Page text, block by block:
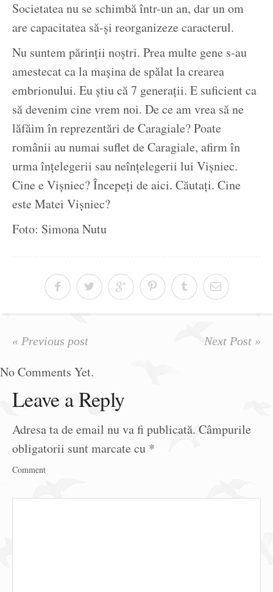
Societatea nu se schimbă într-un an, dar un om
are capacitatea să-și reorganizeze caracterul.
Nu suntem părinții noștri. Prea multe gene s-au
amestecat ca la mașina de spălat la crearea
embrionului. Eu știu că 7 generații. E suficient ca
să devenim cine vrem noi. De ce am vrea să ne
lăfăim în reprezentări de Caragiale? Poate
românii au numai suflet de Caragiale, afirm în
urma înțelegerii sau neînțelegerii lui Vișniec.
Cine e Vișniec? Începeți de aici. Căutați. Cine
este Matei Vișniec?
Foto: Simona Nutu
« Previous post Next Post »
No Comments Yet.
Leave a Reply
Adresa ta de email nu va fi publicată. Câmpurile
obligatorii sunt marcate cu *
Comment